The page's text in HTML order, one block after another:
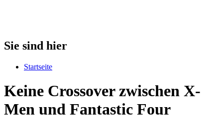
Sie sind hier
Startseite
Keine Crossover zwischen X-
Men und Fantastic Four